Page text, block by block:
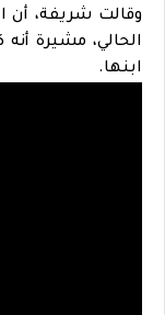
وقالت شريفة، أن
الحالي، مشيرة
ابنها.